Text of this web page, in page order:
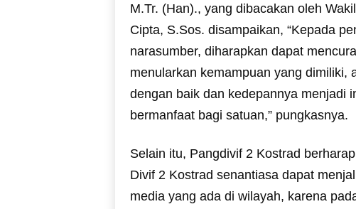
M.Tr. (Han)., yang dibacakan oleh
Cipta, S.Sos. disampaikan, “Kepada
narasumber, diharapkan dapat
menularkan kemampuan yang dimiliki,
dengan baik dan kedepannya menjadi
bermanfaat bagi satuan,” pungkasnya.
Selain itu, Pangdivif 2 Kostrad
Divif 2 Kostrad senantiasa dapat
media yang ada di wilayah, karena